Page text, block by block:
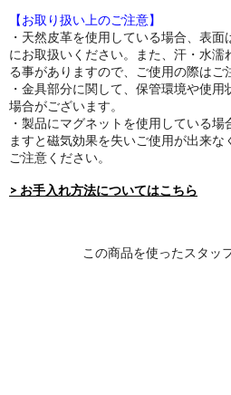
【お取り扱い上のご注意】
・天然皮革を使用している場合、表
にお取扱いください。また、汗・水濡
る事がありますので、ご使用の際はご
・金具部分に関して、保管環境や使
場合がございます。
・製品にマグネットを使用している
ますと磁気効果を失いご使用が出来
ご注意ください。
> お手入れ方法についてはこちら